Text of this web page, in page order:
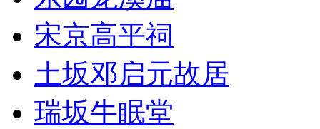
宋京高平祠
土坂邓启元故居
瑞坂牛眠堂